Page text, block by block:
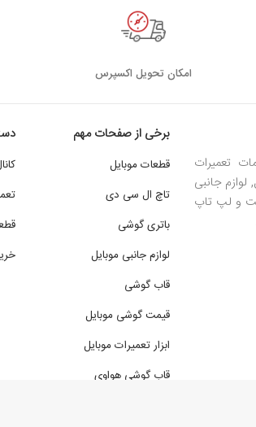
اﻣﮑﺎن ﺗﺤﻮﯾﻞ اﮐﺴﭙﺮس
تعمیرات
جانبی
و لپ تاپ
برخی از صفحات مهم
قطعات موبایل
تاچ ال سی دی
باتری گوشی
لوازم جانبی موبایل
قاب گوشی
قیمت گوشی موبایل
ابزار تعمیرات موبایل
قاب گوشی هواوی